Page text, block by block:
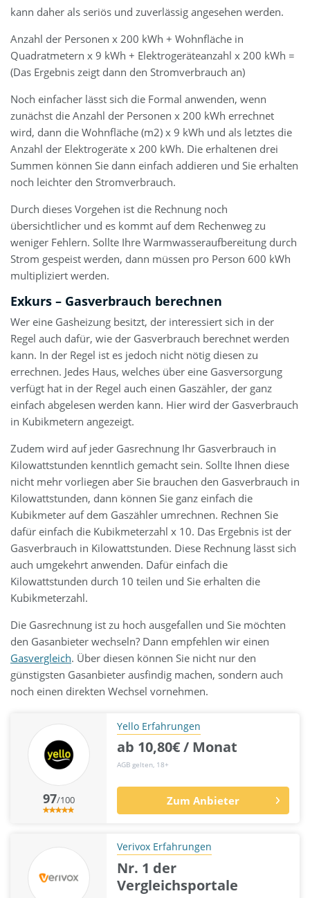
kann daher als seriös und zuverlässig angesehen werden.
Anzahl der Personen x 200 kWh + Wohnfläche in
Quadratmetern x 9 kWh + Elektrogeräteanzahl x 200 kWh =
(Das Ergebnis zeigt dann den Stromverbrauch an)
Noch einfacher lässt sich die Formal anwenden, wenn
zunächst die Anzahl der Personen x 200 kWh errechnet
wird, dann die Wohnfläche (m2) x 9 kWh und als letztes die
Anzahl der Elektrogeräte x 200 kWh. Die erhaltenen drei
Summen können Sie dann einfach addieren und Sie erhalten
noch leichter den Stromverbrauch.
Durch dieses Vorgehen ist die Rechnung noch
übersichtlicher und es kommt auf dem Rechenweg zu
weniger Fehlern. Sollte Ihre Warmwasseraufbereitung durch
Strom gespeist werden, dann müssen pro Person 600 kWh
multipliziert werden.
Exkurs – Gasverbrauch berechnen
Wer eine Gasheizung besitzt, der interessiert sich in der
Regel auch dafür, wie der Gasverbrauch berechnet werden
kann. In der Regel ist es jedoch nicht nötig diesen zu
errechnen. Jedes Haus, welches über eine Gasversorgung
verfügt hat in der Regel auch einen Gaszähler, der ganz
einfach abgelesen werden kann. Hier wird der Gasverbrauch
in Kubikmetern angezeigt.
Zudem wird auf jeder Gasrechnung Ihr Gasverbrauch in
Kilowattstunden kenntlich gemacht sein. Sollte Ihnen diese
nicht mehr vorliegen aber Sie brauchen den Gasverbrauch in
Kilowattstunden, dann können Sie ganz einfach die
Kubikmeter auf dem Gaszähler umrechnen. Rechnen Sie
dafür einfach die Kubikmeterzahl x 10. Das Ergebnis ist der
Gasverbrauch in Kilowattstunden. Diese Rechnung lässt sich
auch umgekehrt anwenden. Dafür einfach die
Kilowattstunden durch 10 teilen und Sie erhalten die
Kubikmeterzahl.
Die Gasrechnung ist zu hoch ausgefallen und Sie möchten
den Gasanbieter wechseln? Dann empfehlen wir einen
Gasvergleich. Über diesen können Sie nicht nur den
günstigsten Gasanbieter ausfindig machen, sondern auch
noch einen direkten Wechsel vornehmen.
97/100
Yello Erfahrungen
ab 10,80€ / Monat
AGB gelten, 18+
Zum Anbieter
Verivox Erfahrungen
Nr. 1 der
Vergleichsportale